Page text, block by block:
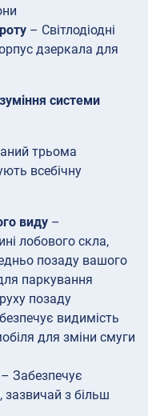
– Світлодіодні
дзеркала для
системи
трьома
всебічну
виду –
лобового скла,
позаду вашого
паркування
позаду
видимість
для зміни смуги
– Забезпечує
зазвичай з більш